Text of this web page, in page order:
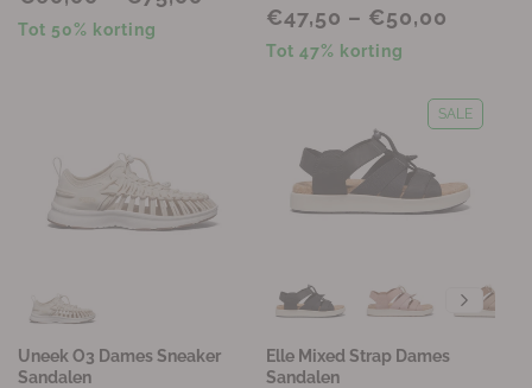
Tot 50% korting €47,50 – €50,00
Tot 47% korting
Uneek O3 Dames Sneaker
Sandalen
SALE
Elle Mixed Strap Dames
Sandalen